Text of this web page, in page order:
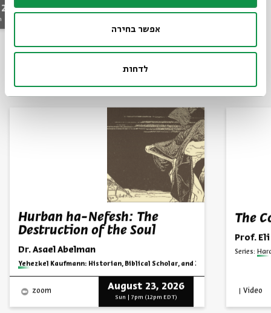
אפשר בחירה
לדחות
zoom April 14, 2024
Also at Beit Avi Chai
Hurban ha-Nefesh: The
Destruction of the Soul
Dr. Asael Abelman
Series:
Yehezkel Kaufmann: Historian, Biblical Scholar, and Zionist Thinker
zoom August 23, 2026
Sun | 7pm (12pm EDT)
The
Prof.
Series:
Video